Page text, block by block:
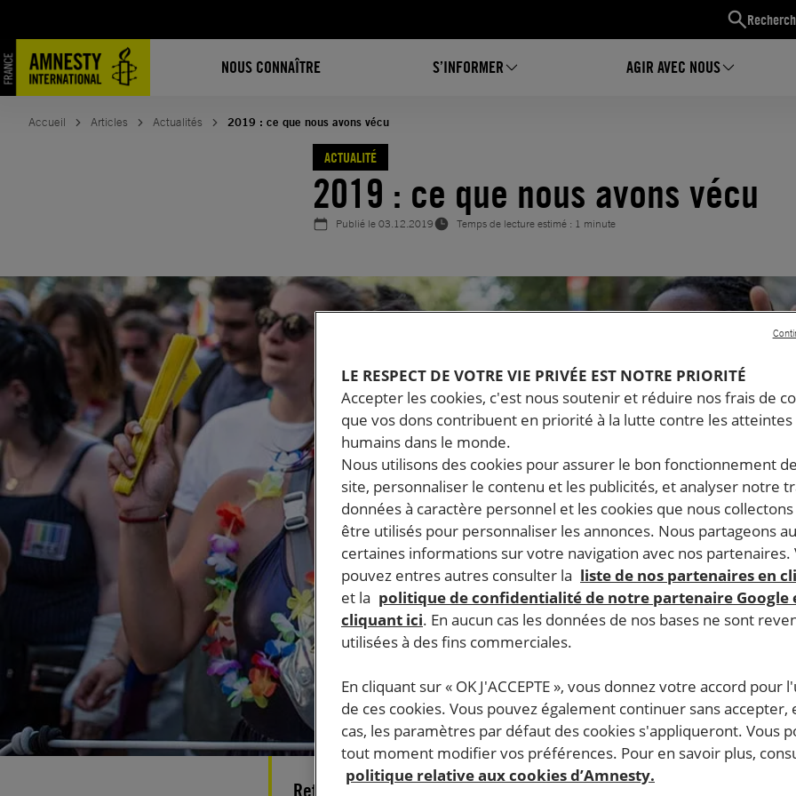
NOUS CONNAÎTRE S’INFORMER AGIR AVEC NOUS
contenu
Accueil Articles Actualités 2019 : ce que nous avons vécu
ACTUALITÉ
2019 : ce que nous avons vécu
Publié le03.12.2019 Temps de lecture estimé : 1 minute
Retour sur les moments importants de 2019, sur quelques victoires
LE RESPECT DE VOTRE VIE PRIVÉE EST NOTRE PRIORITÉ
Accepter les cookies, c'est nous soutenir et réduire nos frais de
que vos dons contribuent en priorité à la lutte contre les
humains dans le monde.
Nous utilisons des cookies pour assurer le bon fonctionnement
site, personnaliser le contenu et les publicités, et analyser notre
données à caractère personnel et les cookies que nous
être utilisés pour personnaliser les annonces. Nous partageons
certaines informations sur votre navigation avec nos partenaires.
pouvez entres autres consulter la liste de nos partenaires en
et la politique de confidentialité de notre partenaire Google
cliquant ici. En aucun cas les données de nos bases ne sont
utilisées à des fins commerciales.
En cliquant sur « OK J'ACCEPTE », vous donnez votre accord pour
de ces cookies. Vous pouvez également continuer sans accepter,
cas, les paramètres par défaut des cookies s'appliqueront. Vous
tout moment modifier vos préférences. Pour en savoir plus,
politique relative aux cookies d’Amnesty.